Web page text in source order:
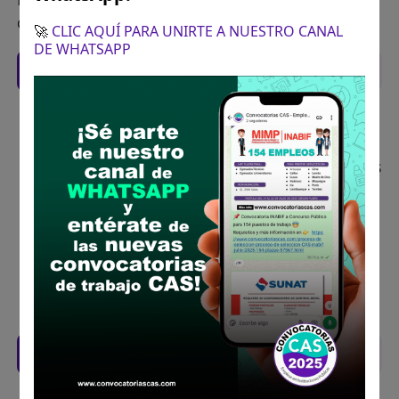
de Mesa de partes de la UNAT
Recomendaciones para postular
Descarga y revisa a detalle las bases del
concurso público
Antes de postular, verifica si cumples con los
requisitos para el puesto
Prepara tu documentación y presentalo en
la fechas y por los medios que indica las
bases
Revisar el cronograma para conocer cuando
se publicará los resultados
Descarga aquí las Bases
🚀 CLIC AQUÍ PARA UNIRTE A NUESTRO CANAL
DE WHATSAPP